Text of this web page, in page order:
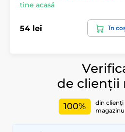
tine acasă
54 lei În
de clienții
100%
din